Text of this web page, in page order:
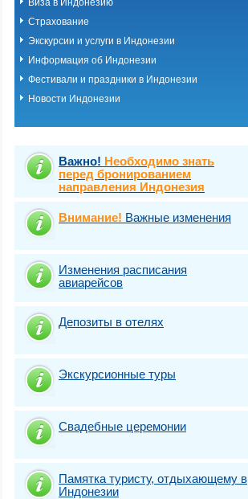
Страхование
Экскурсии и услуги в Индонезии
Информация об Индонезии
Фестивали и праздники в Индонезии
Новости Индонезии
Важно! Необходимо знать
перед бронированием
направления Индонезия
Внимание! Важные изменения
Изменения расписания
авиарейсов
Депозиты в отелях
Экскурсионные туры
Свадебные церемонии
Памятка туристу, отдыхающему в
Индонезии